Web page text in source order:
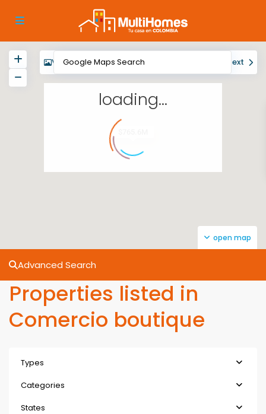
loading...
open map
View My Location Next
Advanced Search
Properties listed in
Comercio boutique
Types
Categories
States